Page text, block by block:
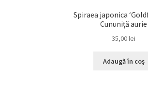
Spiraea japonica
Cununiță aurie
35,00lei
Adaugă în coș